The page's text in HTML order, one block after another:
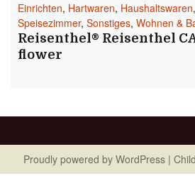
Einrichten, Hartwaren, Haushaltswaren,
Speisezimmer, Sonstiges, Wohnen &
Reisenthel® Reisenthel
flower
Proudly powered by WordPress |